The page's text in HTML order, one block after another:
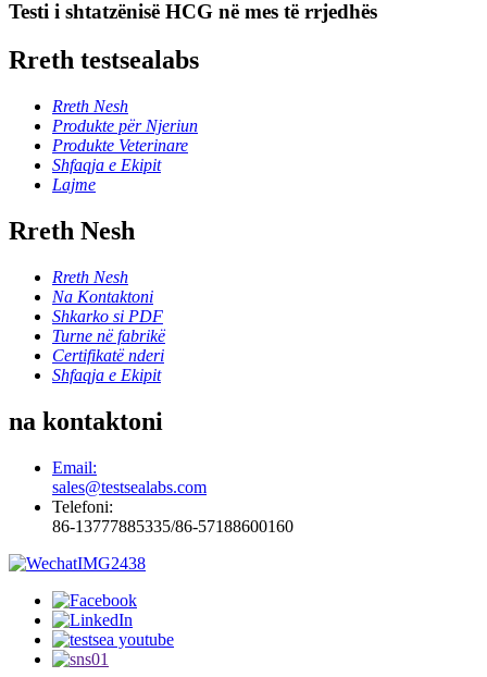
Testi i shtatzënisë HCG në mes të rrjedhës
Rreth testsealabs
Rreth Nesh
Produkte për Njeriun
Produkte Veterinare
Shfaqja e Ekipit
Lajme
Rreth Nesh
Rreth Nesh
Na Kontaktoni
Shkarko si PDF
Turne në fabrikë
Certifikatë nderi
Shfaqja e Ekipit
na kontaktoni
Email:
sales@testsealabs.com
Telefoni:
86-13777885335/86-57188600160